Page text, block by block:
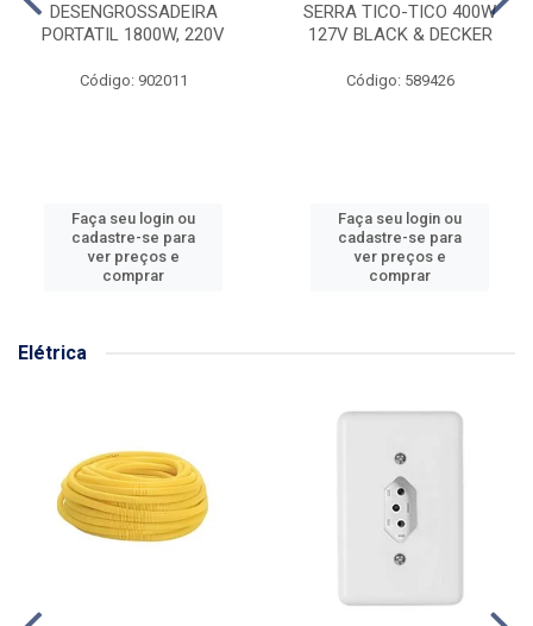
DESENGROSSADEIRA
PORTATIL 1800W, 220V
Código: 902011
Faça seu login ou
cadastre-se para
ver preços e
comprar
SERRA TICO-TICO 400W
127V BLACK & DECKER
Código: 589426
Faça seu login ou
cadastre-se para
ver preços e
comprar
Elétrica